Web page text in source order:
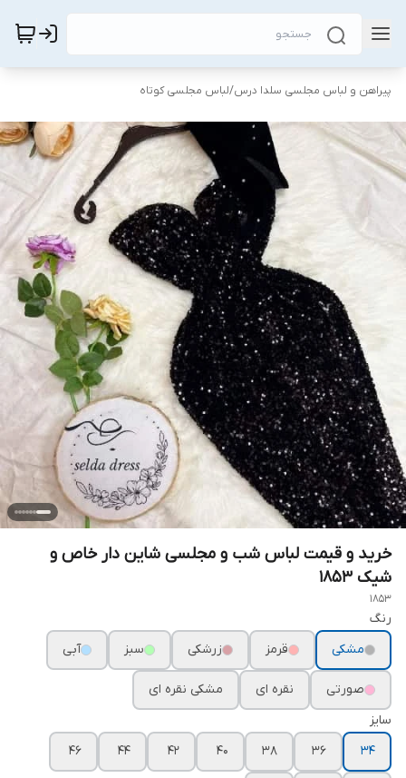
پیراهن و لباس مجلسی سلدا درس/لباس مجلسی کوتاه
خرید و قیمت لباس شب و مجلسی شاین دار خاص و
شیک ۱۸۵۳
1853
رنگ
مشکی
قرمز زرشکی سبز آبی
صورتی نقره ای
مشکی نقره ای
سایز
۳۴
۳۶ ۳۸ ۴۰ ۴۲ ۴۴ ۴۶